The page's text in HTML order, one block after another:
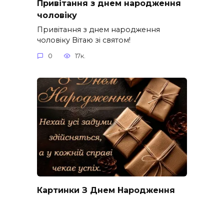
Привітання з днем народження
чоловіку
Привітання з днем народження
чоловіку Вітаю зі святом!
0 17к.
Картинки З Днем Народження